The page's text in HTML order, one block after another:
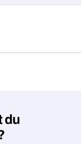
Kopieren
du